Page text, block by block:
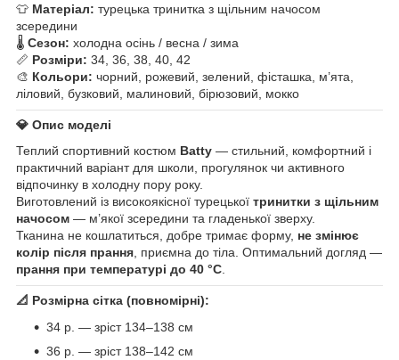
👕 Матеріал: турецька тринитка з щільним начосом
зсередини
🌡️ Сезон: холодна осінь / весна / зима
📏 Розміри: 34, 36, 38, 40, 42
🎨 Кольори: чорний, рожевий, зелений, фісташка, м’ята,
ліловий, бузковий, малиновий, бірюзовий, мокко
💎 Опис моделі
Теплий спортивний костюм Batty — стильний, комфортний і
практичний варіант для школи, прогулянок чи активного
відпочинку в холодну пору року.
Виготовлений із високоякісної турецької тринитки з щільним
начосом — м’якої зсередини та гладенької зверху.
Тканина не кошлатиться, добре тримає форму, не змінює
колір після прання, приємна до тіла. Оптимальний догляд —
прання при температурі до 40 °C.
📐 Розмірна сітка (повномірні):
34 р. — зріст 134–138 см
36 р. — зріст 138–142 см